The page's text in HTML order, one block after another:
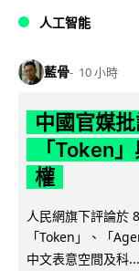
人工智能
藍骨 10 小時
中國官媒
「Token
權
人民網旗下評論於
「Token」、「
中文表意空間及科...